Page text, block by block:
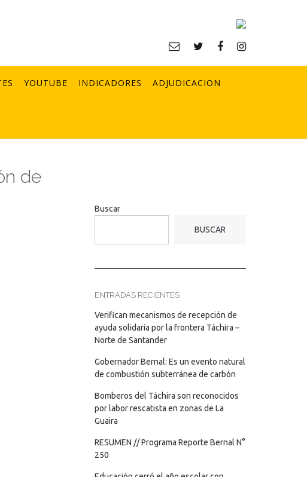
YOUTUBE INDICADORES ADJUDICACION
de
Buscar
BUSCAR
ENTRADAS RECIENTES
Verifican mecanismos de recepción de
ayuda solidaria por la frontera Táchira –
Norte de Santander
Gobernador Bernal: Es un evento natural
de combustión subterránea de carbón
Bomberos del Táchira son reconocidos
por labor rescatista en zonas de La
Guaira
RESUMEN // Programa Reporte Bernal N°
250